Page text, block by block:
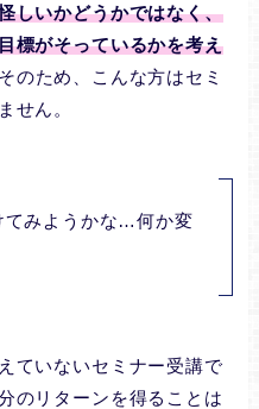
しいかどうかではなく、
標がそっているかを考え
のため、こんな方はセミ
せん。
てみようかな…何か変
ていないセミナー受講で
のリターンを得ることは